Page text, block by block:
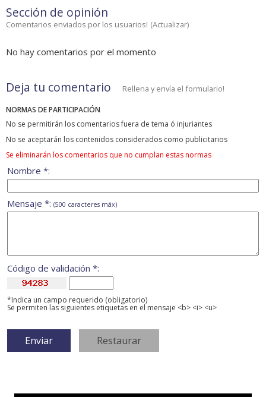
Sección de opinión
Comentarios enviados por los usuarios! (Actualizar)
No hay comentarios por el momento
Deja tu comentario Rellena y envía el formulario!
NORMAS DE PARTICIPACIÓN
No se permitirán los comentarios fuera de tema ó injuriantes
No se aceptarán los contenidos considerados como publicitarios
Se eliminarán los comentarios que no cumplan estas normas
Nombre *:
Mensaje *: (500 caracteres máx)
Código de validación *:
*Indica un campo requerido (obligatorio)
Se permiten las siguientes etiquetas en el mensaje <b> <i> <u>